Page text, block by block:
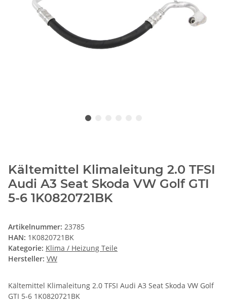
Kältemittel Klimaleitung 2.0 TFSI
Audi A3 Seat Skoda VW Golf GTI
5-6 1K0820721BK
Artikelnummer: 23785
HAN: 1K0820721BK
Kategorie: Klima / Heizung Teile
Hersteller: VW
Kältemittel Klimaleitung 2.0 TFSI Audi A3 Seat Skoda VW Golf
GTI 5-6 1K0820721BK